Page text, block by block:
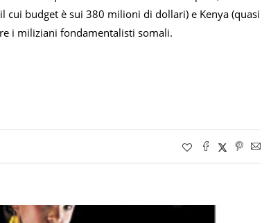
cui budget è sui 380 milioni di dollari) e Kenya (quasi
i miliziani fondamentalisti somali.